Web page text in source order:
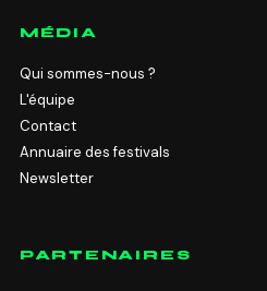
MÉDIA
Qui sommes-nous ?
L'équipe
Contact
Annuaire des festivals
Newsletter
PARTENAIRES